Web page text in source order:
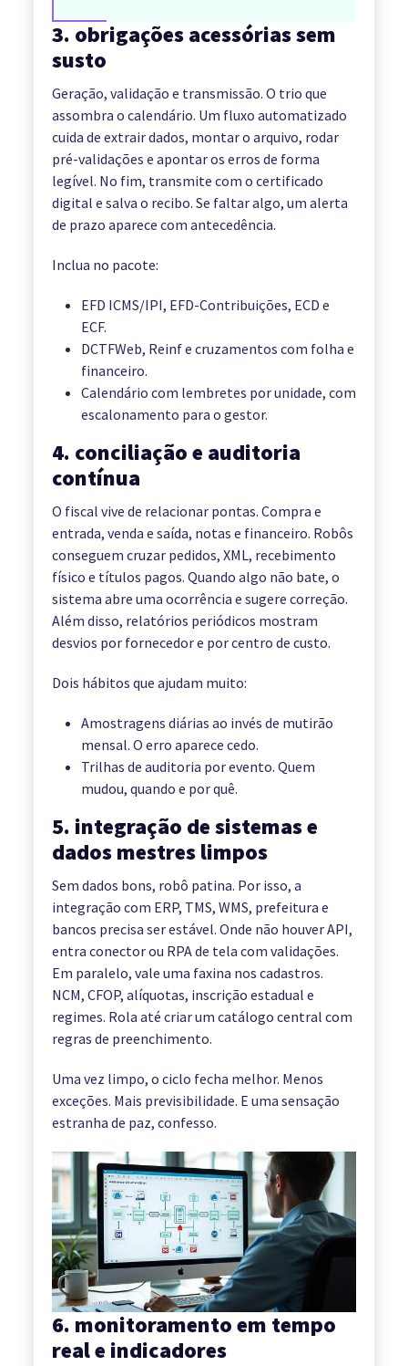
3. obrigações acessórias sem
susto
Geração, validação e transmissão. O trio que
assombra o calendário. Um fluxo automatizado
cuida de extrair dados, montar o arquivo, rodar
pré-validações e apontar os erros de forma
legível. No fim, transmite com o certificado
digital e salva o recibo. Se faltar algo, um alerta
de prazo aparece com antecedência.
Inclua no pacote:
EFD ICMS/IPI, EFD-Contribuições, ECD e
ECF.
DCTFWeb, Reinf e cruzamentos com folha e
financeiro.
Calendário com lembretes por unidade, com
escalonamento para o gestor.
4. conciliação e auditoria
contínua
O fiscal vive de relacionar pontas. Compra e
entrada, venda e saída, notas e financeiro. Robôs
conseguem cruzar pedidos, XML, recebimento
físico e títulos pagos. Quando algo não bate, o
sistema abre uma ocorrência e sugere correção.
Além disso, relatórios periódicos mostram
desvios por fornecedor e por centro de custo.
Dois hábitos que ajudam muito:
Amostragens diárias ao invés de mutirão
mensal. O erro aparece cedo.
Trilhas de auditoria por evento. Quem
mudou, quando e por quê.
5. integração de sistemas e
dados mestres limpos
Sem dados bons, robô patina. Por isso, a
integração com ERP, TMS, WMS, prefeitura e
bancos precisa ser estável. Onde não houver API,
entra conector ou RPA de tela com validações.
Em paralelo, vale uma faxina nos cadastros.
NCM, CFOP, alíquotas, inscrição estadual e
regimes. Rola até criar um catálogo central com
regras de preenchimento.
Uma vez limpo, o ciclo fecha melhor. Menos
exceções. Mais previsibilidade. E uma sensação
estranha de paz, confesso.
6. monitoramento em tempo
real e indicadores